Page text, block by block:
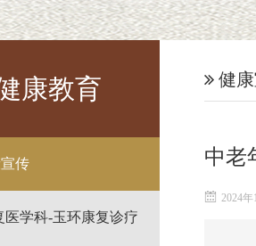
康教育
传
医学科-玉环康复诊疗
健
中老
2024